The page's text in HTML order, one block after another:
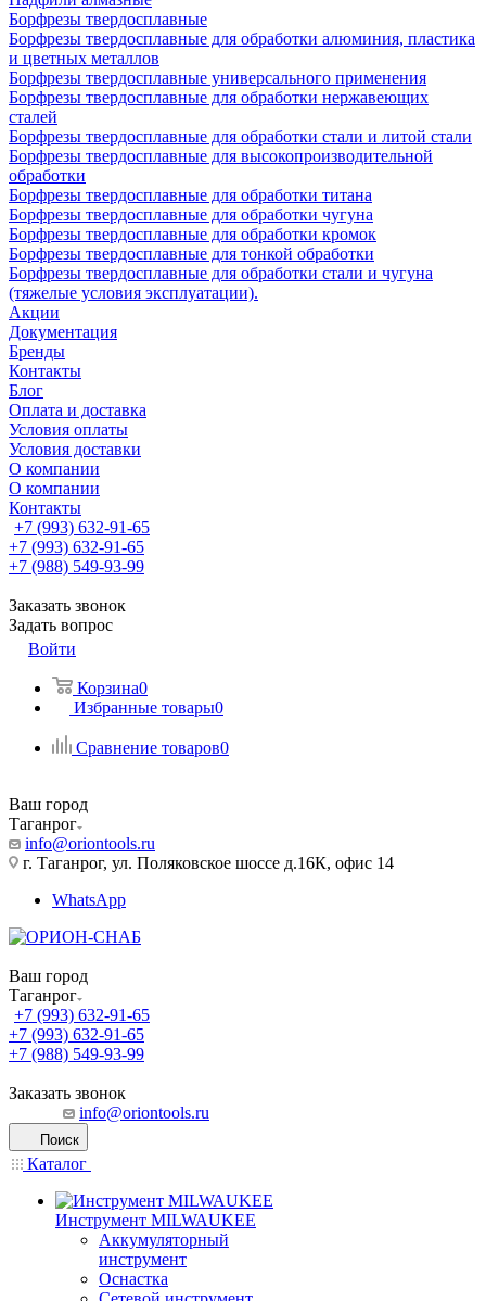
Борфрезы твердосплавные
Борфрезы твердосплавные для обработки алюминия, пластика
и цветных металлов
Борфрезы твердосплавные универсального применения
Борфрезы твердосплавные для обработки нержавеющих
сталей
Борфрезы твердосплавные для обработки стали и литой стали
Борфрезы твердосплавные для высокопроизводительной
обработки
Борфрезы твердосплавные для обработки титана
Борфрезы твердосплавные для обработки чугуна
Борфрезы твердосплавные для обработки кромок
Борфрезы твердосплавные для тонкой обработки
Борфрезы твердосплавные для обработки стали и чугуна
(тяжелые условия эксплуатации).
Акции
Документация
Бренды
Контакты
Блог
Оплата и доставка
Условия оплаты
Условия доставки
О компании
О компании
Контакты
+7 (993) 632-91-65
+7 (993) 632-91-65
+7 (988) 549-93-99
Заказать звонок
Задать вопрос
Войти
Корзина0
Избранные товары0
Сравнение товаров0
Ваш город
Таганрог
info@oriontools.ru
г. Таганрог, ул. Поляковское шоссе д.16К, офис 14
WhatsApp
Ваш город
Таганрог
+7 (993) 632-91-65
+7 (993) 632-91-65
+7 (988) 549-93-99
Заказать звонок
info@oriontools.ru
Поиск
Каталог
Инструмент MILWAUKEE
Аккумуляторный
инструмент
Оснастка